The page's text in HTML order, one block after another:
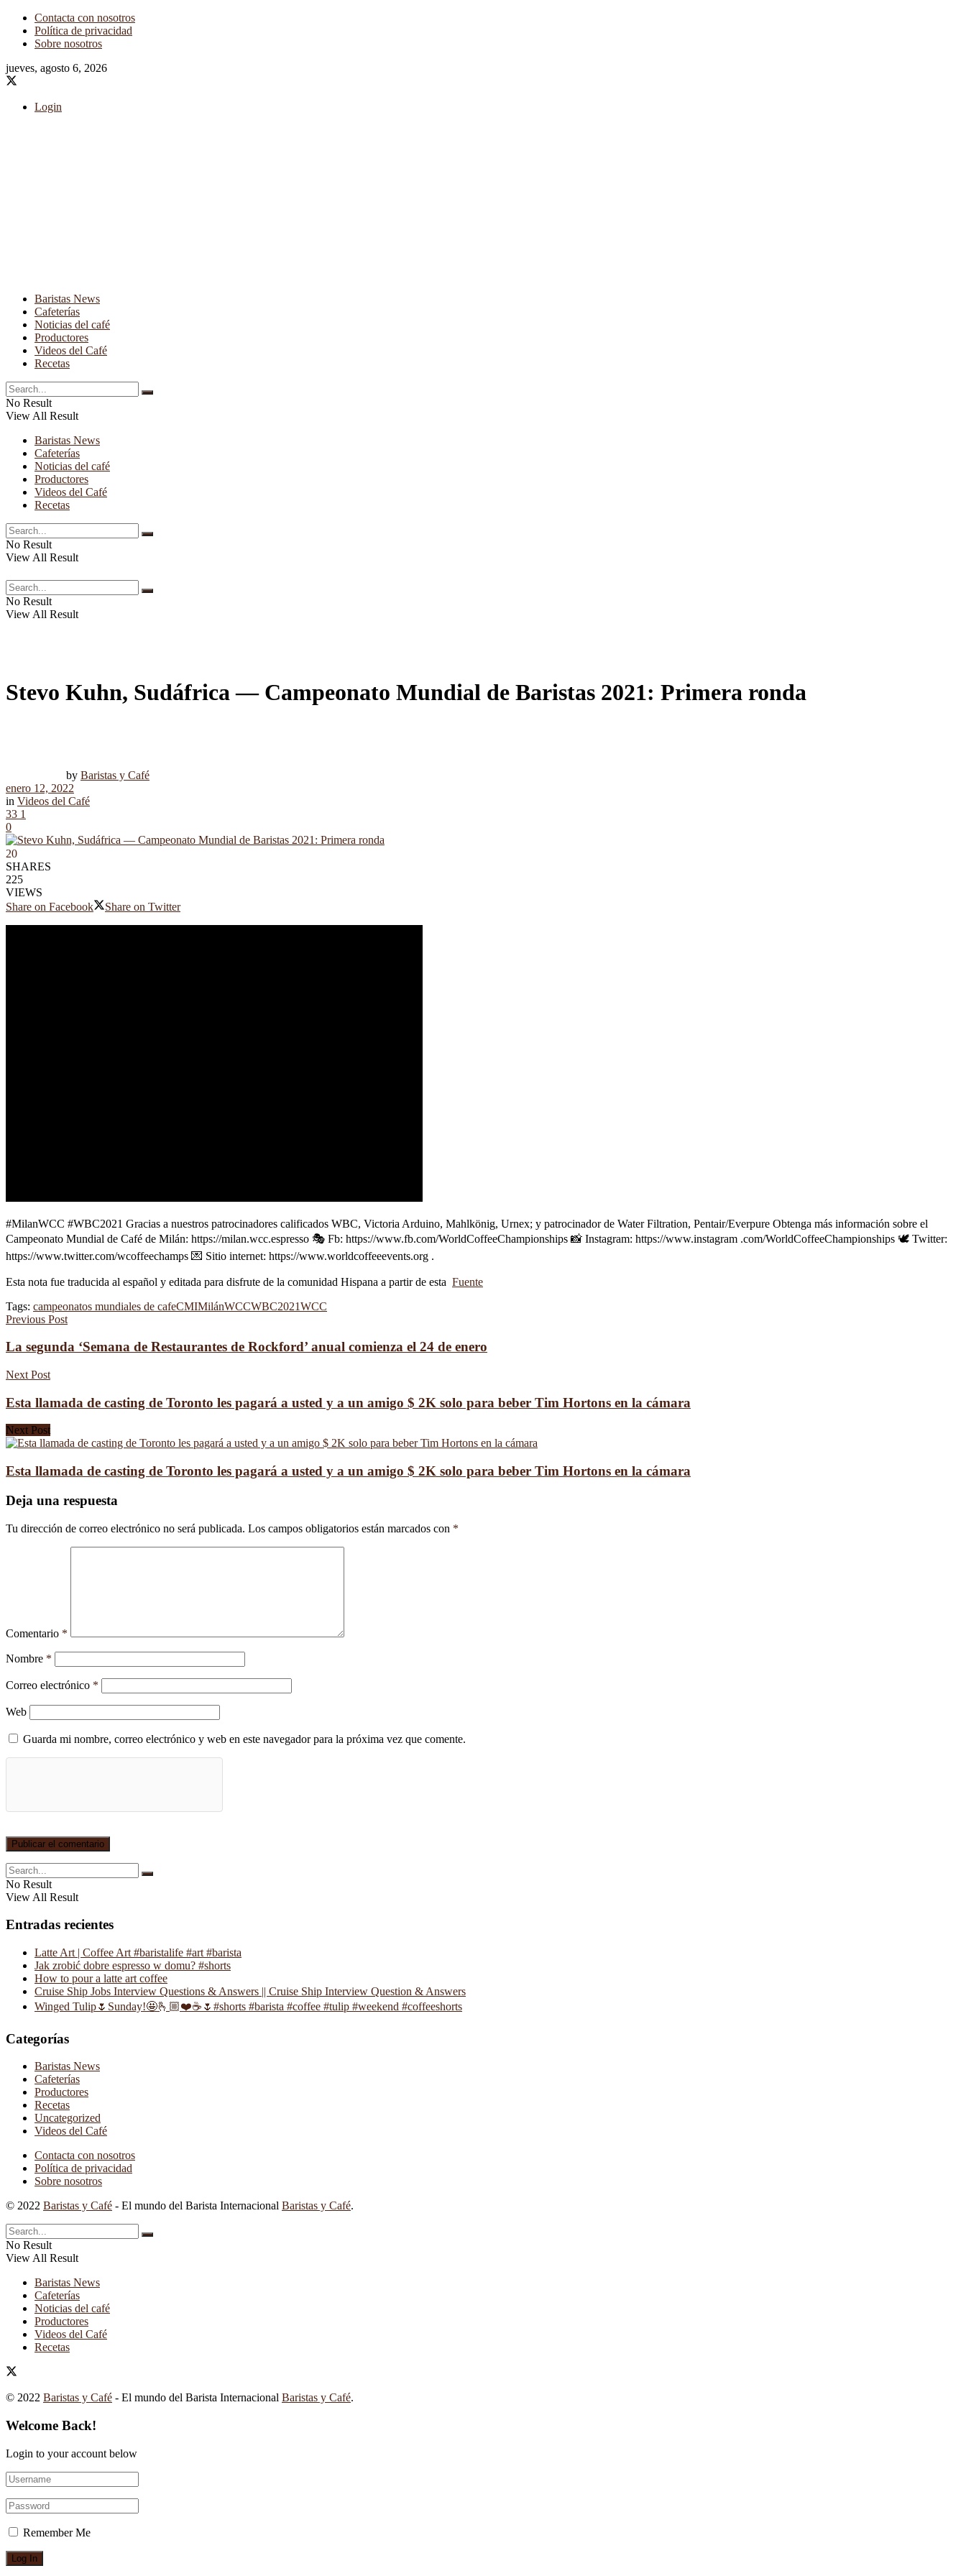
Contacta con nosotros
Política de privacidad
Sobre nosotros
jueves, agosto 6, 2026
Login
Baristas News
Cafeterías
Noticias del café
Productores
Videos del Café
Recetas
No Result
View All Result
Baristas News
Cafeterías
Noticias del café
Productores
Videos del Café
Recetas
No Result
View All Result
No Result
View All Result
Stevo Kuhn, Sudáfrica — Campeonato Mundial de Baristas 2021: Primera ronda
by Baristas y Café
enero 12, 2022
in Videos del Café
33 1
0
20
SHARES
225
VIEWS
Share on Facebook
Share on Twitter
#MilanWCC #WBC2021 Gracias a nuestros patrocinadores calificados WBC, Victoria Arduino, Mahlkönig, Urnex; y patrocinador de Water Filtration, Pentair/Everpure Obtenga más información sobre el
Campeonato Mundial de Café de Milán: https://milan.wcc.espresso 🎭 Fb: https://www.fb.com/WorldCoffeeChampionships 📸 Instagram: https://www.instagram .com/WorldCoffeeChampionships 🕊 Twitter:
https://www.twitter.com/wcoffeechamps 💌 Sitio internet: https://www.worldcoffeeevents.org .
Esta nota fue traducida al español y editada para disfrute de la comunidad Hispana a partir de esta Fuente
Tags: campeonatos mundiales de cafeCMIMilánWCCWBC2021WCC
Previous Post
La segunda ‘Semana de Restaurantes de Rockford’ anual comienza el 24 de enero
Next Post
Esta llamada de casting de Toronto les pagará a usted y a un amigo $ 2K solo para beber Tim Hortons en la cámara
Next Post
Esta llamada de casting de Toronto les pagará a usted y a un amigo $ 2K solo para beber Tim Hortons en la cámara
Deja una respuesta
Tu dirección de correo electrónico no será publicada. Los campos obligatorios están marcados con *
Comentario *
Nombre *
Correo electrónico *
Web
Guarda mi nombre, correo electrónico y web en este navegador para la próxima vez que comente.
No Result
View All Result
Entradas recientes
Latte Art | Coffee Art #baristalife #art #barista
Jak zrobić dobre espresso w domu? #shorts
How to pour a latte art coffee
Cruise Ship Jobs Interview Questions & Answers || Cruise Ship Interview Question & Answers
Winged Tulip🌷Sunday!🤩🫰🏼❤️☕️🌷#shorts #barista #coffee #tulip #weekend #coffeeshorts
Categorías
Baristas News
Cafeterías
Productores
Recetas
Uncategorized
Videos del Café
Contacta con nosotros
Política de privacidad
Sobre nosotros
© 2022 Baristas y Café - El mundo del Barista Internacional Baristas y Café.
No Result
View All Result
Baristas News
Cafeterías
Noticias del café
Productores
Videos del Café
Recetas
© 2022 Baristas y Café - El mundo del Barista Internacional Baristas y Café.
Welcome Back!
Login to your account below
Remember Me